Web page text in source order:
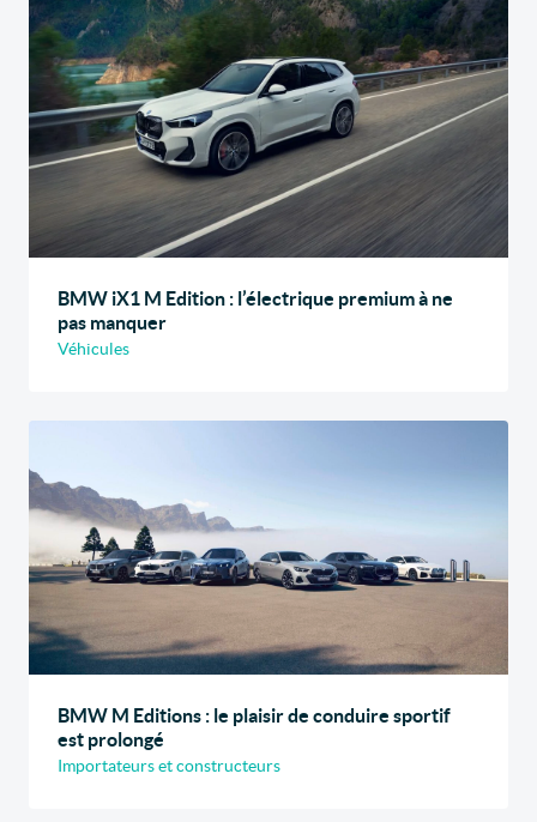
BMW iX1 M Edition : l’électrique premium à ne
pas manquer
Véhicules
BMW M Editions : le plaisir de conduire sportif
est prolongé
Importateurs et constructeurs